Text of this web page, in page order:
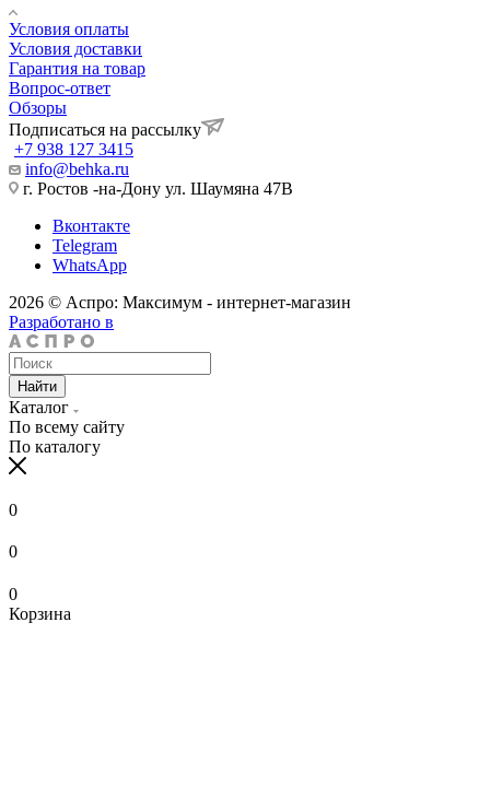
Условия оплаты
Условия доставки
Гарантия на товар
Вопрос-ответ
Обзоры
Подписаться на рассылку
+7 938 127 3415
info@behka.ru
г. Ростов -на-Дону ул. Шаумяна 47В
Вконтакте
Telegram
WhatsApp
2026 © Аспро: Максимум - интернет-магазин
Разработано в
Найти
Каталог
По всему сайту
По каталогу
0
0
0
Корзина